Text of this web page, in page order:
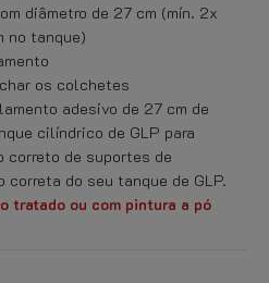
diâmetro de 27 cm (mín. 2x
no tanque)
os colchetes
adesivo de 27 cm de
cilíndrico de GLP para
correto de suportes de
correta do seu tanque de GLP.
tratado ou com pintura a pó